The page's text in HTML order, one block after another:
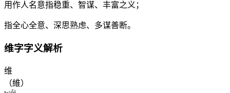
用作人名意指稳重、智谋、丰富之义；
指全心全意、深思熟虑、多谋善断。
维字字义解析
维
（維）